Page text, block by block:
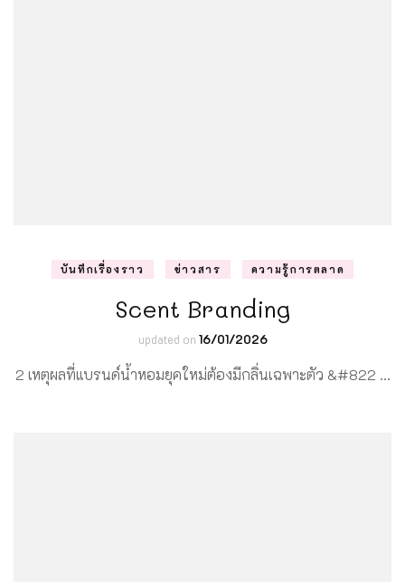
บันทึกเรื่องราว ข่าวสาร ความรู้การตลาด
Scent Branding
updated on 16/01/2026
2 เหตุผลที่แบรนด์น้ำหอมยุคใหม่ต้องมีกลิ่นเฉพาะตัว &#822 …